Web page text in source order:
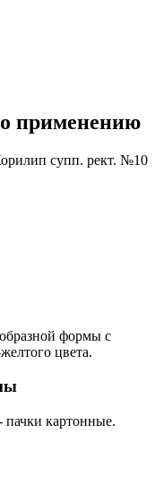
применению
формы с
цвета.
пачки картонные.